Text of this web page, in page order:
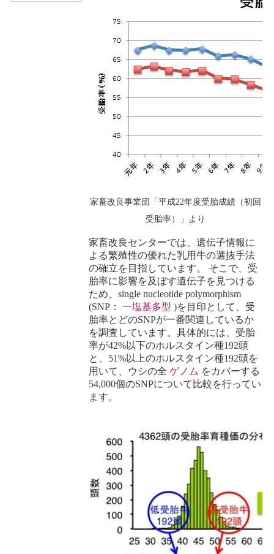
家畜改良事業団「平成22年度受胎成績（初回
受胎率）」より
家畜改良センターでは、遺伝子情報に
よる繁殖性の優れた乳用牛の選抜手法
の確立を目指しています。 そこで、受
胎率に影響を及ぼす遺伝子を見つける
ため、 single nucleotide polymorphism
(SNP： 一塩基多型 )を目印として、受
胎率とどのSNPが一番関連しているか
を調査しています。具体的には、受胎
率が42%以下のホルスタイン種192頭
と、 51%以上のホルスタイン種192頭を
用いて、ウシの全 ゲノム をカバーする
54,000個のSNPについて比較を行ってい
ます。